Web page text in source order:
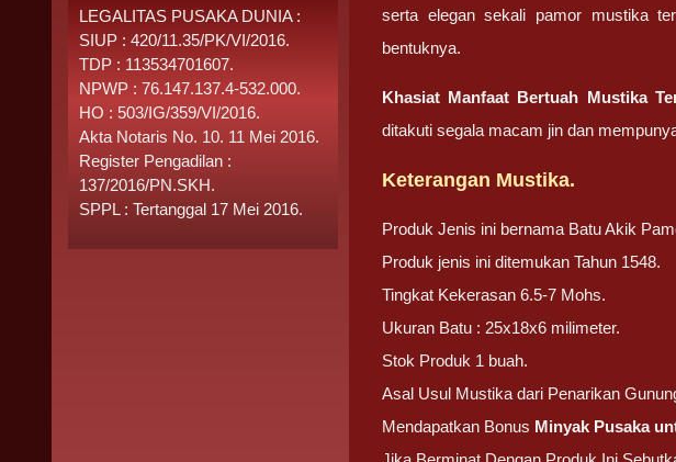
serta elegan sekali pamor mustika
bentuknya.
Khasiat Manfaat Bertuah Mustika
ditakuti segala macam jin dan
Keterangan Mustika.
Produk Jenis ini bernama Batu Akik
Produk jenis ini ditemukan Tahun 1548.
Tingkat Kekerasan 6.5-7 Mohs.
Ukuran Batu : 25x18x6 milimeter.
Stok Produk 1 buah.
Asal Usul Mustika dari Penarikan
Mendapatkan Bonus Minyak Pusaka
LEGALITAS PUSAKA DUNIA :
SIUP : 420/11.35/PK/VI/2016.
TDP : 113534701607.
NPWP : 76.147.137.4-532.000.
HO : 503/IG/359/VI/2016.
Akta Notaris No. 10. 11 Mei 2016.
Register Pengadilan :
137/2016/PN.SKH.
SPPL : Tertanggal 17 Mei 2016.